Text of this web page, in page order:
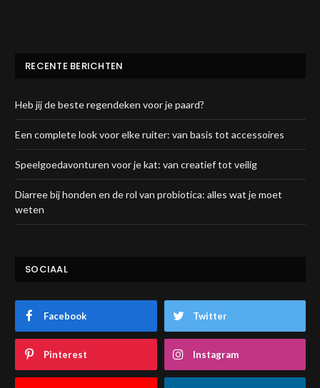
RECENTE BERICHTEN
Heb jij de beste regendeken voor je paard?
Een complete look voor elke ruiter: van basis tot accessoires
Speelgoedavonturen voor je kat: van creatief tot veilig
Diarree bij honden en de rol van probiotica: alles wat je moet
weten
SOCIAAL
Facebook Twitter
Pinterest Instagram